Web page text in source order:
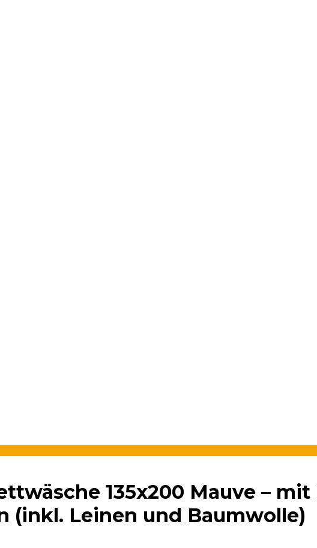
135x200 Mauve –
(inkl. Leinen und Baumwolle)